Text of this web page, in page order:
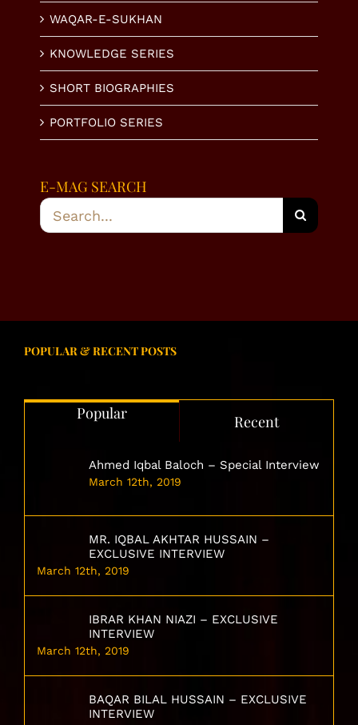
WAQAR-E-SUKHAN
KNOWLEDGE SERIES
SHORT BIOGRAPHIES
PORTFOLIO SERIES
E-MAG SEARCH
Search
for:
POPULAR & RECENT POSTS
Popular Recent
Ahmed Iqbal Baloch – Special Interview
March 12th, 2019
MR. IQBAL AKHTAR HUSSAIN –
EXCLUSIVE INTERVIEW
March 12th, 2019
IBRAR KHAN NIAZI – EXCLUSIVE
INTERVIEW
March 12th, 2019
BAQAR BILAL HUSSAIN – EXCLUSIVE
INTERVIEW